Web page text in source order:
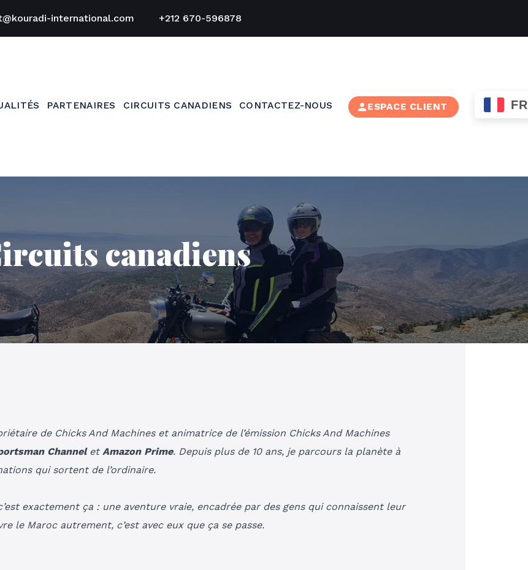
international.com +212 670-596878
PARTENAIRES CIRCUITS CANADIENS CONTACTEZ-NOUS ESPACE CLIENT FR
canadiens
de Chicks And Machineset animatrice de l’émission Chicks And Machines
ChanneletAmazon Prime. Depuis plus de 10 ans, je parcours la planète à
qui sortent de l’ordinaire.
exactement ça : une aventure vraie, encadrée par des gens qui connaissent leur
le Maroc autrement, c’est avec eux que ça se passe.